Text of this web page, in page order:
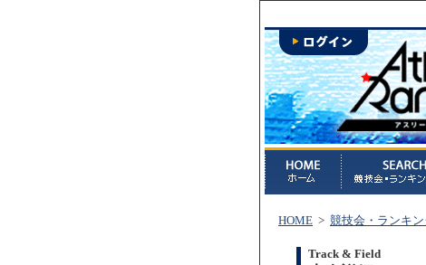
HOME > 競技会・ランキ
Track & Field